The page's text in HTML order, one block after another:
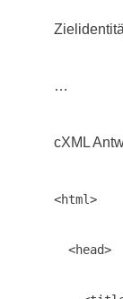
…
cXML
<html>
  <head>